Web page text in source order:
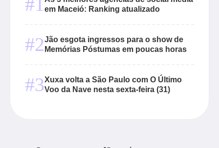
em Maceió: Ranking atualizado
#2Jão esgota ingressos para o show de
Memórias Póstumas em poucas horas
#3Xuxa volta a São Paulo com O Último
Voo da Nave nesta sexta-feira (31)